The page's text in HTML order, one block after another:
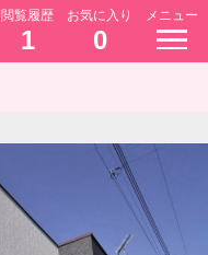
閲覧履歴
1
お気に入り
0
メニュー